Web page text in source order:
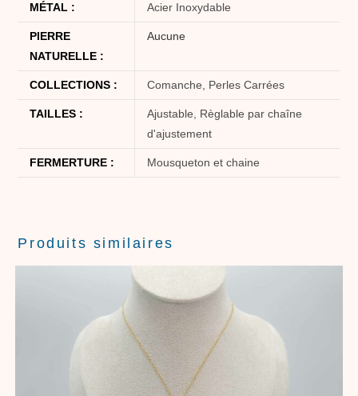
MÉTAL : Acier Inoxydable
PIERRE
NATURELLE :
Aucune
COLLECTIONS : Comanche, Perles Carrées
TAILLES :
Ajustable, Règlable par chaîne
d'ajustement
FERMERTURE : Mousqueton et chaine
Produits similaires